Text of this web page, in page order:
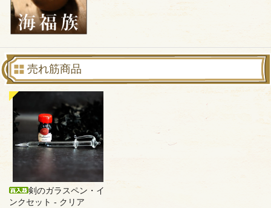
売れ筋商品
剣のガラスペン・イ
ンクセット - クリア